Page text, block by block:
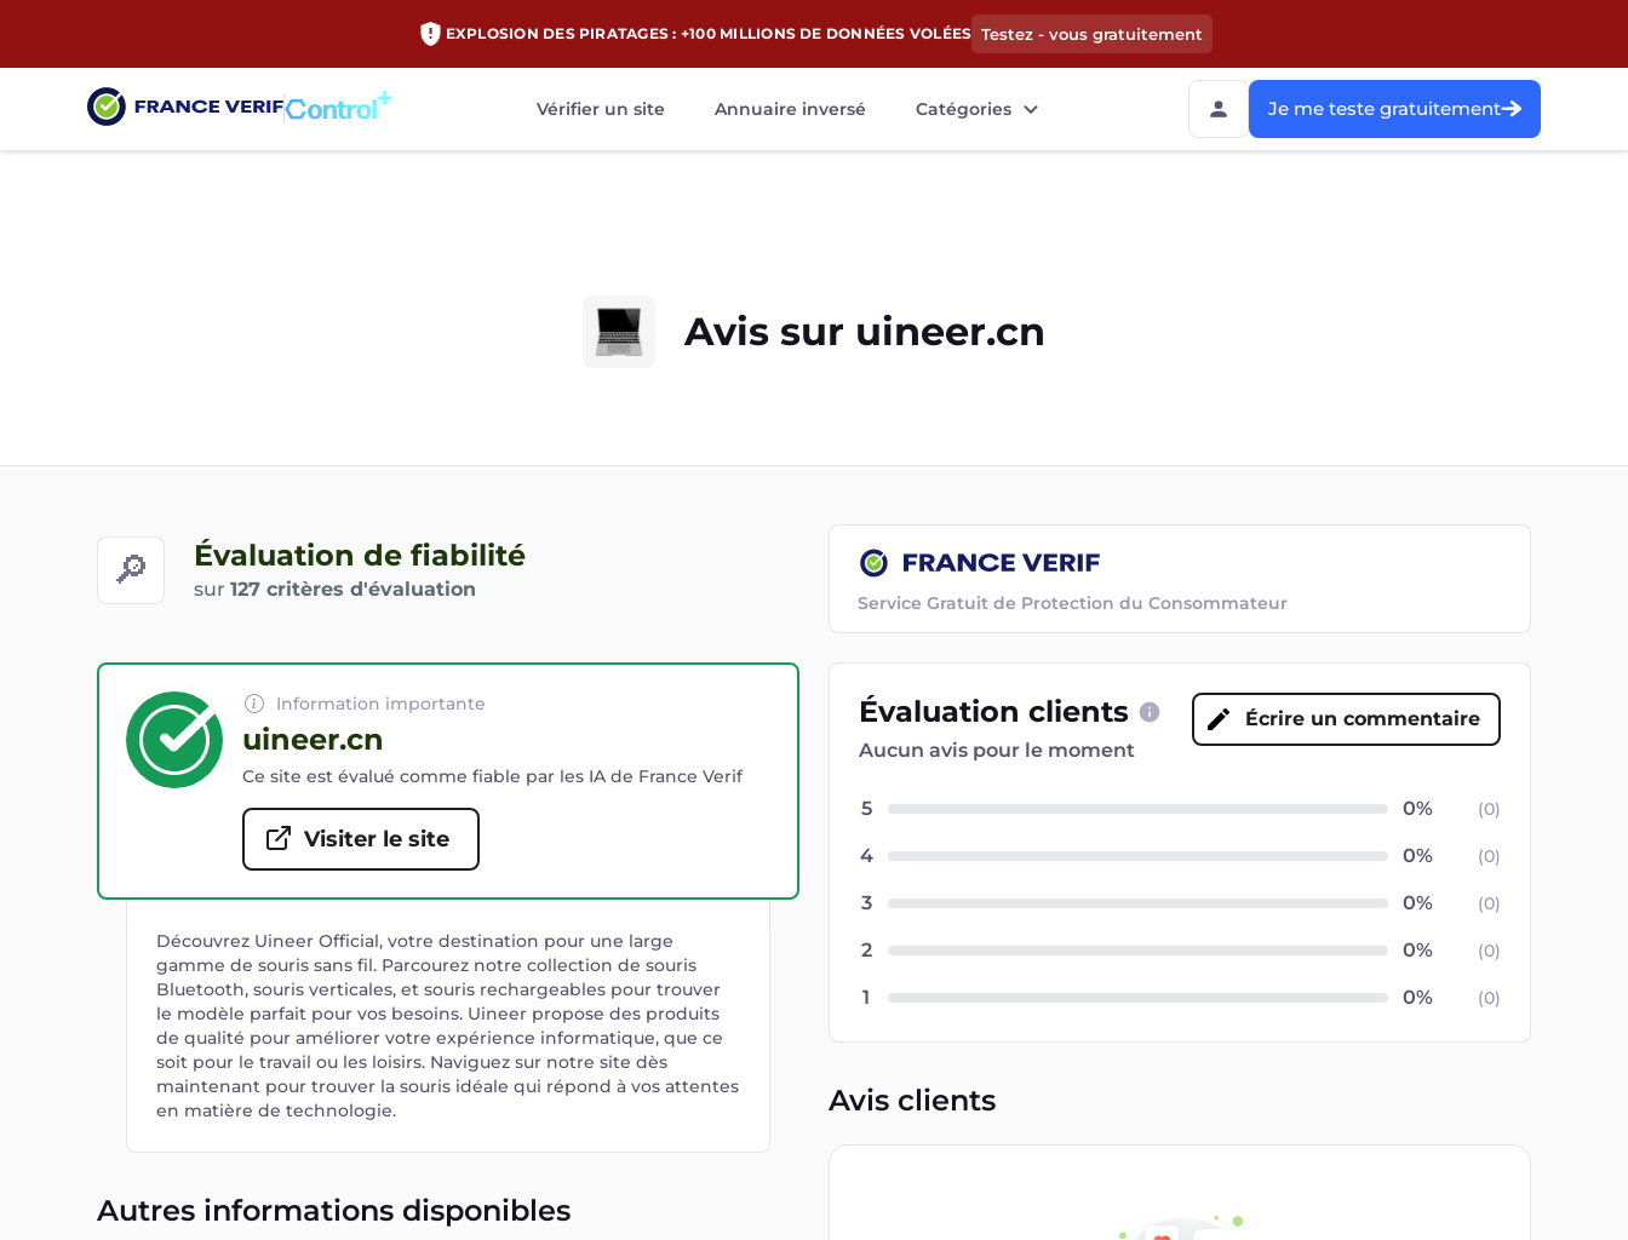
EXPLOSION DES PIRATAGES : +100 MILLIONS DE DONNÉES VOLÉES Testez - vous gratuitement
Vérifier un site Annuaire inversé Catégories Je me teste gratuitement
Avis sur uineer.cn
🔎 Évaluation de fiabilité
sur 127 critères d'évaluation
Service Gratuit de Protection du Consommateur
Information importante
uineer.cn
Ce site est évalué comme fiable par les IA de France Verif
Visiter le site
Découvrez Uineer Official, votre destination pour une large
gamme de souris sans fil. Parcourez notre collection de souris
Bluetooth, souris verticales, et souris rechargeables pour trouver
le modèle parfait pour vos besoins. Uineer propose des produits
de qualité pour améliorer votre expérience informatique, que ce
soit pour le travail ou les loisirs. Naviguez sur notre site dès
maintenant pour trouver la souris idéale qui répond à vos attentes
en matière de technologie.
Autres informations disponibles
Évaluation clients
Aucun avis pour le moment
Écrire un commentaire
5 (0)
4 (0)
3 (0)
2 (0)
1 (0)
Avis clients